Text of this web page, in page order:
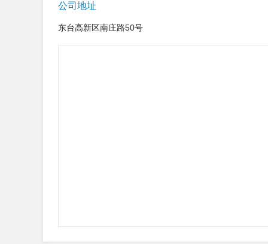
公司地址
东台高新区南庄路50号